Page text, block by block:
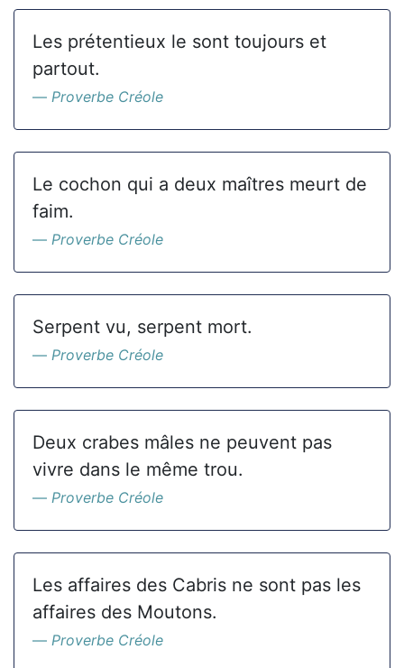
Les prétentieux le sont toujours et
partout.
Proverbe Créole
Le cochon qui a deux maîtres meurt de
faim.
Proverbe Créole
Serpent vu, serpent mort.
Proverbe Créole
Deux crabes mâles ne peuvent pas
vivre dans le même trou.
Proverbe Créole
Les affaires des Cabris ne sont pas les
affaires des Moutons.
Proverbe Créole